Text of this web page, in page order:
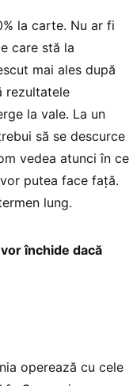
la carte. Nu ar fi
care stă la
mai ales după
rezultatele
la vale. La un
să se descurce
vedea atunci în ce
putea face față.
lung.
închide dacă
operează cu cele